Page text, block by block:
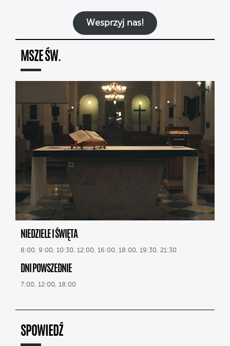
Wesprzyj nas!
MSZE ŚW.
NIEDZIELE I ŚWIĘTA
8:00, 9:00, 10:30, 12:00, 16:00, 18:00, 19:30, 21:30
DNI POWSZEDNIE
7:00, 12:00, 18:00
SPOWIEDŹ